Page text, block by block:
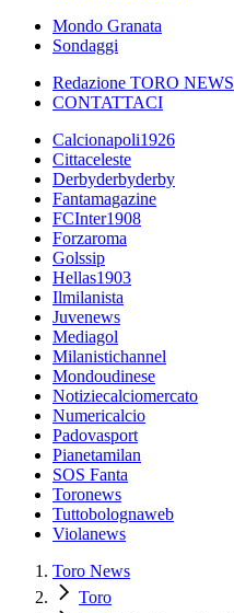
Mondo Granata
Sondaggi
Redazione TORO NEWS
CONTATTACI
Calcionapoli1926
Cittaceleste
Derbyderbyderby
Fantamagazine
FCInter1908
Forzaroma
Golssip
Hellas1903
Ilmilanista
Juvenews
Mediagol
Milanistichannel
Mondoudinese
Notiziecalciomercato
Numericalcio
Padovasport
Pianetamilan
SOS Fanta
Toronews
Tuttobolognaweb
Violanews
Toro News
Toro